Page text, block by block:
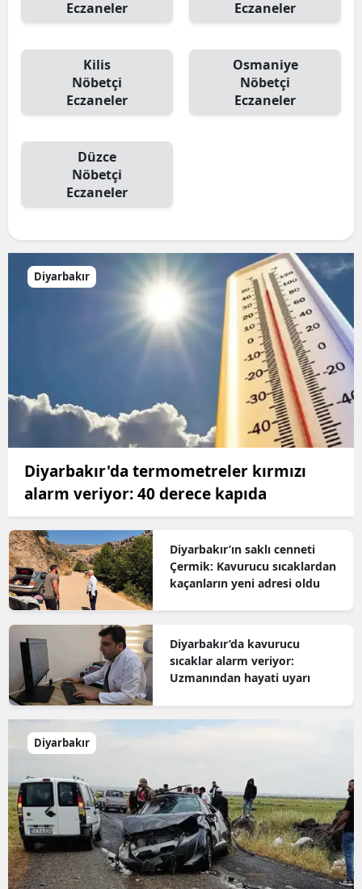
Eczaneler Eczaneler
Kilis
Nöbetçi
Eczaneler
Osmaniye
Nöbetçi
Eczaneler
Düzce
Nöbetçi
Eczaneler
Diyarbakır
Diyarbakır'da termometreler kırmızı
alarm veriyor: 40 derece kapıda
Diyarbakır’ın saklı cenneti
Çermik: Kavurucu sıcaklardan
kaçanların yeni adresi oldu
Diyarbakır’da kavurucu
sıcaklar alarm veriyor:
Uzmanından hayati uyarı
Diyarbakır